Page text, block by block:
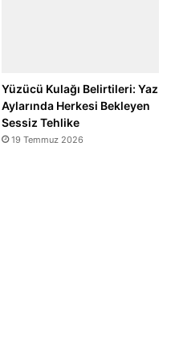
Yüzücü Kulağı Belirtileri: Yaz
Aylarında Herkesi Bekleyen
Sessiz Tehlike
19 Temmuz 2026